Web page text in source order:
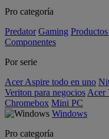
Pro categoría
Predator Gaming
Componentes
Por serie
Acer Aspire todo en uno
Veriton para negocios Acer
Chromebox Mini PC
Windows
Pro categoría